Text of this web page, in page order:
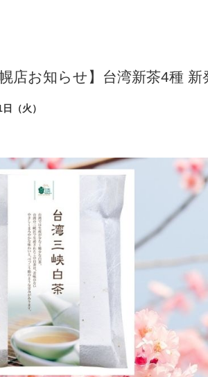
幌店お知らせ】台湾新茶4種
（火）